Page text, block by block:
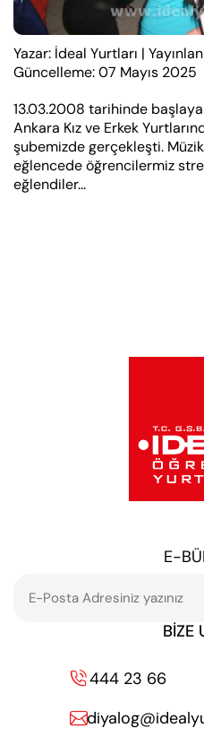
Yazar: İdeal Yurtları |
Güncelleme: 07 Mayıs 2025
13.03.2008 tarihinde
Ankara Kız ve Erkek
şubemizde gerçekleşti.
eğlencede öğrencilermiz
eğlendiler...
E-
BIZE
444 23 66
